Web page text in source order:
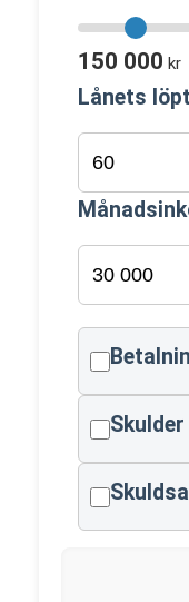
150 000 kr
Lånets